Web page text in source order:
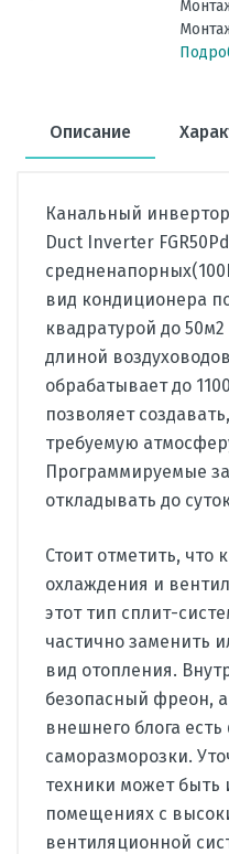
Описание
Канальный
Duct Inverter
вид кондиционера
квадратурой до
длиной
обрабатывает до
позволяет
требуемую
Программируемые
откладывать до
Стоит отметить,
охлаждения и
этот тип сплит-
частично заменить
вид отопления.
безопасный фреон,
внешнего блога
саморазморозки.
техники может быть
помещениях с
вентиляционной